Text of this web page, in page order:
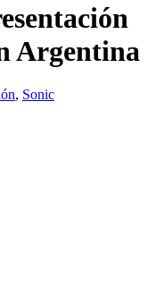
Argentina
, Sonic